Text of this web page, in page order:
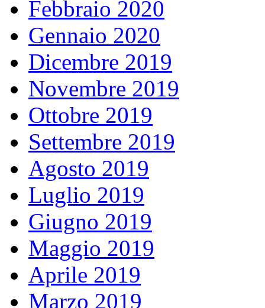
Febbraio 2020
Gennaio 2020
Dicembre 2019
Novembre 2019
Ottobre 2019
Settembre 2019
Agosto 2019
Luglio 2019
Giugno 2019
Maggio 2019
Aprile 2019
Marzo 2019